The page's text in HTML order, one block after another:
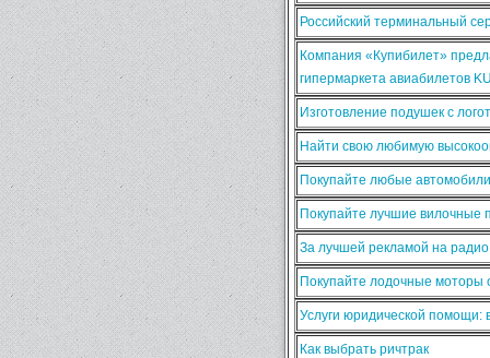
Российский терминальный
Компания «Купибилет»
гипермаркета авиабилетов
Изготовление подушек с
Найти свою любимую
Покупайте любые
Покупайте лучшие вилочные
За лучшей рекламой на
Покупайте лодочные моторы
Услуги юридической
Как выбрать ричтрак